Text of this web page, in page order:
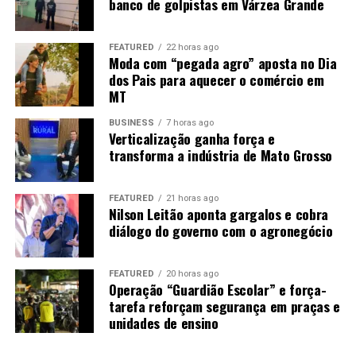
“Então nós temos um desafio aí para levar
biocombustíveis”
está a implantação de umetanoldutopara conectar
Mato Grosso aos grandes centros consumidores, como
São Paulo e Rio de Janeiro.
um etanolduto. Nós já estamos fazendo um projeto, tem
alguns trabalhos nesse sentido” .
A expansão ferroviária, a duplicação da BR-163 e a
Ferrogrão também são consideradas estratégicas para
reduzir o custo de transporte. A ligação com o Arco
Norte pode ampliar ainda o acesso aos mercados
internacionais, principalmente na Ásia e na Europa.
FEATURED 22 horas ago
Moda com “pegada agro” aposta no Dia
dos Pais para aquecer o comércio em
MT
BUSINESS 7 horas ago
Verticalização ganha força e
transforma a indústria de Mato Grosso
FEATURED 21 horas ago
Nilson Leitão aponta gargalos e cobra
diálogo do governo com o agronegócio
FEATURED 20 horas ago
Operação “Guardião Escolar” e força-
tarefa reforçam segurança em praças e
unidades de ensino